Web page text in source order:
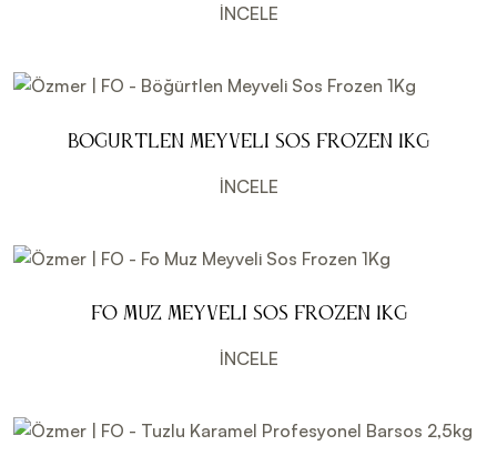
İNCELE
Böğürtlen Meyveli Sos Frozen 1Kg
İNCELE
Fo Muz Meyveli Sos Frozen 1Kg
İNCELE